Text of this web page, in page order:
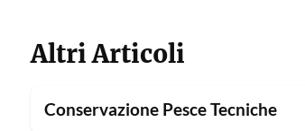
Altri Articoli
Conservazione Pesce Tecniche